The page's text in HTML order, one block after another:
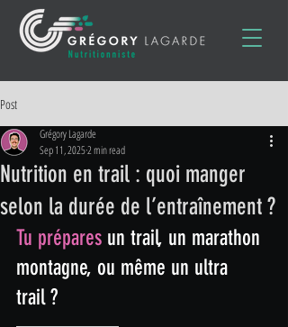
Post
Nutrition en trail : quoi manger
selon la durée de l’entraînement ?
Grégory Lagarde
Sep 11, 20252 min read
Tu prépares un trail, un marathon
montagne, ou même un ultra
trail ?